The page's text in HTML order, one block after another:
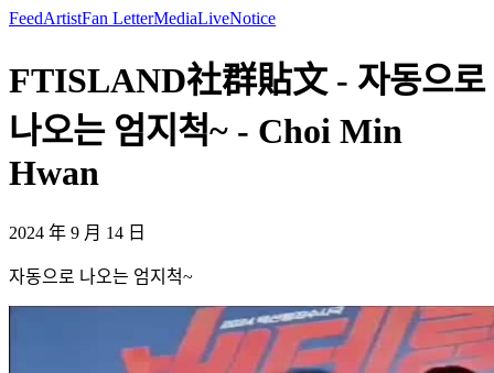
FeedArtistFan LetterMediaLiveNotice
FTISLAND社群貼文 - 자동으로
나오는 엄지척~ - Choi Min
Hwan
2024 年 9 月 14 日
자동으로 나오는 엄지척~